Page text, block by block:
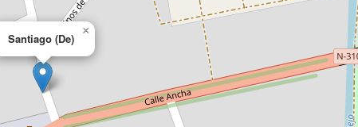
Santiago (De)
×